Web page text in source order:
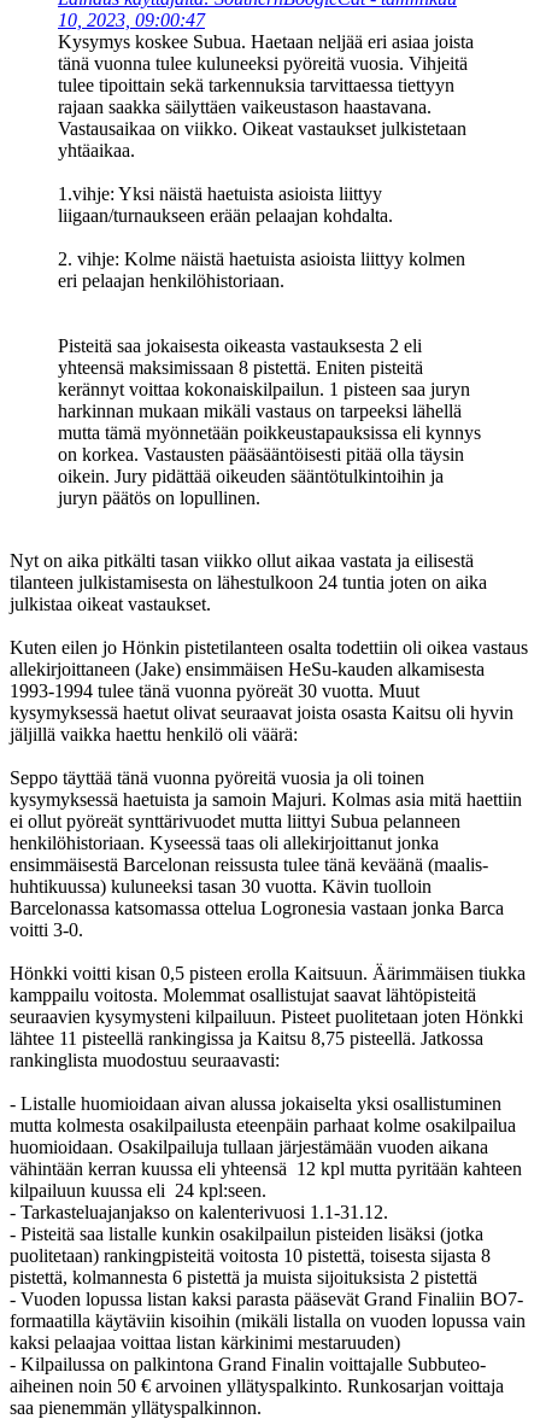
10, 2023, 09:00:47
Kysymys koskee Subua. Haetaan neljää eri asiaa joista
tänä vuonna tulee kuluneeksi pyöreitä vuosia. Vihjeitä
tulee tipoittain sekä tarkennuksia tarvittaessa tiettyyn
rajaan saakka säilyttäen vaikeustason haastavana.
Vastausaikaa on viikko. Oikeat vastaukset julkistetaan
yhtäaikaa.
1.vihje: Yksi näistä haetuista asioista liittyy
liigaan/turnaukseen erään pelaajan kohdalta.
2. vihje: Kolme näistä haetuista asioista liittyy kolmen
eri pelaajan henkilöhistoriaan.
Pisteitä saa jokaisesta oikeasta vastauksesta 2 eli
yhteensä maksimissaan 8 pistettä. Eniten pisteitä
kerännyt voittaa kokonaiskilpailun. 1 pisteen saa juryn
harkinnan mukaan mikäli vastaus on tarpeeksi lähellä
mutta tämä myönnetään poikkeustapauksissa eli kynnys
on korkea. Vastausten pääsääntöisesti pitää olla täysin
oikein. Jury pidättää oikeuden sääntötulkintoihin ja
juryn päätös on lopullinen.
Nyt on aika pitkälti tasan viikko ollut aikaa vastata ja eilisestä
tilanteen julkistamisesta on lähestulkoon 24 tuntia joten on aika
julkistaa oikeat vastaukset.
Kuten eilen jo Hönkin pistetilanteen osalta todettiin oli oikea vastaus
allekirjoittaneen (Jake) ensimmäisen HeSu-kauden alkamisesta
1993-1994 tulee tänä vuonna pyöreät 30 vuotta. Muut
kysymyksessä haetut olivat seuraavat joista osasta Kaitsu oli hyvin
jäljillä vaikka haettu henkilö oli väärä:
Seppo täyttää tänä vuonna pyöreitä vuosia ja oli toinen
kysymyksessä haetuista ja samoin Majuri. Kolmas asia mitä haettiin
ei ollut pyöreät synttärivuodet mutta liittyi Subua pelanneen
henkilöhistoriaan. Kyseessä taas oli allekirjoittanut jonka
ensimmäisestä Barcelonan reissusta tulee tänä keväänä (maalis-
huhtikuussa) kuluneeksi tasan 30 vuotta. Kävin tuolloin
Barcelonassa katsomassa ottelua Logronesia vastaan jonka Barca
voitti 3-0.
Hönkki voitti kisan 0,5 pisteen erolla Kaitsuun. Äärimmäisen tiukka
kamppailu voitosta. Molemmat osallistujat saavat lähtöpisteitä
seuraavien kysymysteni kilpailuun. Pisteet puolitetaan joten Hönkki
lähtee 11 pisteellä rankingissa ja Kaitsu 8,75 pisteellä. Jatkossa
rankinglista muodostuu seuraavasti:
- Listalle huomioidaan aivan alussa jokaiselta yksi osallistuminen
mutta kolmesta osakilpailusta eteenpäin parhaat kolme osakilpailua
huomioidaan. Osakilpailuja tullaan järjestämään vuoden aikana
vähintään kerran kuussa eli yhteensä 12 kpl mutta pyritään kahteen
kilpailuun kuussa eli 24 kpl:seen.
- Tarkasteluajanjakso on kalenterivuosi 1.1-31.12.
- Pisteitä saa listalle kunkin osakilpailun pisteiden lisäksi (jotka
puolitetaan) rankingpisteitä voitosta 10 pistettä, toisesta sijasta 8
pistettä, kolmannesta 6 pistettä ja muista sijoituksista 2 pistettä
- Vuoden lopussa listan kaksi parasta pääsevät Grand Finaliin BO7-
formaatilla käytäviin kisoihin (mikäli listalla on vuoden lopussa vain
kaksi pelaajaa voittaa listan kärkinimi mestaruuden)
- Kilpailussa on palkintona Grand Finalin voittajalle Subbuteo-
aiheinen noin 50 € arvoinen yllätyspalkinto. Runkosarjan voittaja
saa pienemmän yllätyspalkinnon.